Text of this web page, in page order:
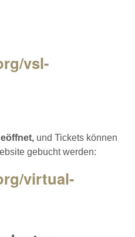
vsl-
und Tickets können
gebucht werden:
virtual-